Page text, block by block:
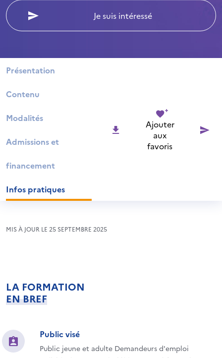
Je suis intéressé
Présentation
Contenu
Modalités
Admissions et
financement
Infos pratiques
Ajouter
aux
favoris
MIS À JOUR LE 25 SEPTEMBRE 2025
LA FORMATION
EN BREF
Public visé
Public jeune et adulte Demandeurs d'emploi